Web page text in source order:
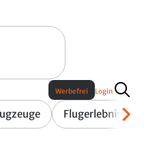
Flugerlebnis
Werbefrei Login